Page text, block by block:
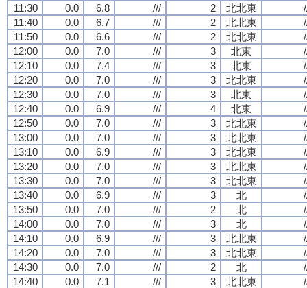
11:30
0.0 6.8 /// 2 北北東
11:40
0.0 6.7 /// 2 北北東
11:50
0.0 6.6 /// 2 北北東
12:00
0.0 7.0 /// 3 北東
12:10
0.0 7.4 /// 3 北東
12:20
0.0 7.0 /// 3 北北東
12:30
0.0 7.0 /// 3 北東
12:40
0.0 6.9 /// 4 北東
12:50
0.0 7.0 /// 3 北北東
13:00
0.0 7.0 /// 3 北北東
13:10
0.0 6.9 /// 3 北北東
13:20
0.0 7.0 /// 3 北北東
13:30
0.0 7.0 /// 3 北北東
13:40
0.0 6.9 /// 3 北
13:50
0.0 7.0 /// 2 北
14:00
0.0 7.0 /// 3 北
14:10
0.0 6.9 /// 3 北北東
14:20
0.0 7.0 /// 3 北北東
14:30
0.0 7.0 /// 2 北
14:40
0.0 7.1 /// 3 北北東